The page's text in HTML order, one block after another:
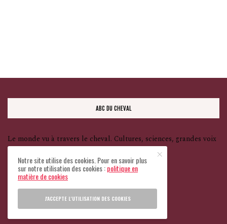
ABC DU CHEVAL
Le monde vu à travers le cheval. Cultures, sciences, grandes voix
— et une seule ligne rouge : le bien-être animal.
Notre site utilise des cookies. Pour en savoir plus
sur notre utilisation des cookies :politique en
matière de cookies
J'ACCEPTE L'UTILISATION DES COOKIES